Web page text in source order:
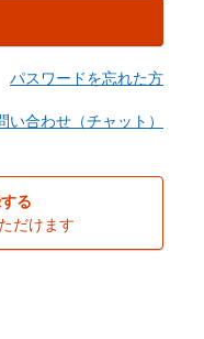
パスワードを忘れた方
い合わせ（チャット）
る
だけます